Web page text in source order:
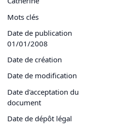
Mots clés
Date de publication
01/01/2008
Date de création
Date de modification
Date d'acceptation du
document
Date de dépôt légal